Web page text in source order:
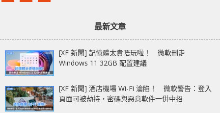
最新文章
[XF 新聞] 記憶體太貴唔玩啦！ 微軟刪走
Windows 11 32GB 配置建議
[XF 新聞] 酒店機場 Wi-Fi 淪陷！ 微軟警告：登入
頁面可被劫持，密碼與惡意軟件一併中招